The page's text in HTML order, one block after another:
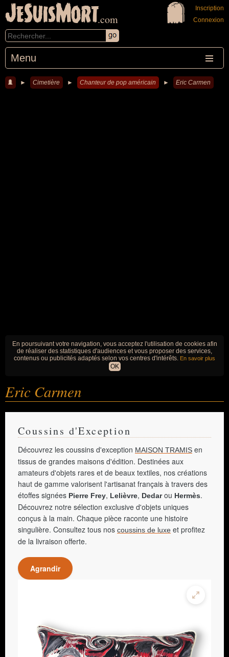
JeSuisMort.com
Menu
Inscription
Connexion
► Cimetière ► Chanteur de pop américain ► Eric Carmen
En poursuivant votre navigation, vous acceptez l'utilisation de cookies afin
de réaliser des statistiques d'audiences et vous proposer des services,
contenus ou publicités adaptés selon vos centres d'intérêts. En savoir plus
OK
Eric Carmen
Coussins d'Exception
Découvrez les coussins d'exception MAISON TRAMIS en
tissus de grandes maisons d'édition. Destinées aux
amateurs d'objets rares et de beaux textiles, nos créations
haut de gamme valorisent l'artisanat français à travers des
étoffes signées Pierre Frey, Lelièvre, Dedarou Hermès.
Découvrez notre sélection exclusive d'objets uniques
conçus à la main. Chaque pièce raconte une histoire
singulière. Consultez tous nos coussins de luxe et profitez
de la livraison offerte.
Agrandir